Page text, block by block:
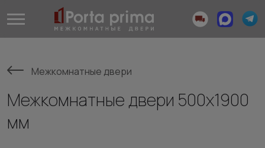
Межкомнатные двери
Межкомнатные двери 500х1900
мм